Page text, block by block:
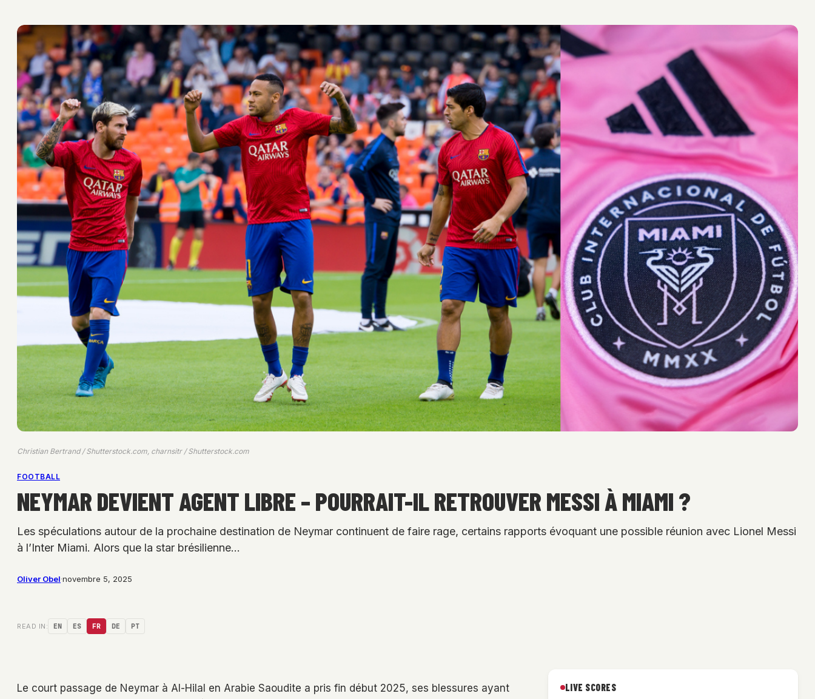
Christian Bertrand / Shutterstock.com, charnsitr / Shutterstock.com
FOOTBALL
NEYMAR DEVIENT AGENT LIBRE – POURRAIT-IL RETROUVER MESSI À MIAMI ?
Les spéculations autour de la prochaine destination de Neymar continuent de faire rage, certains rapports évoquant une possible réunion avec Lionel Messi
à l’Inter Miami. Alors que la star brésilienne…
Oliver Obel·novembre 5, 2025
READ IN: EN ES FR DE PT
Le court passage de Neymar à Al-Hilal en Arabie Saoudite a pris fin début 2025, ses blessures ayant
LIVE SCORES